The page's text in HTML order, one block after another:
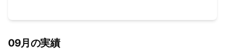
09月の実績